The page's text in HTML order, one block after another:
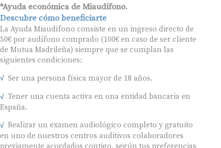
*Ayuda económica de Miaudífono.
Descubre cómo beneficiarte
La Ayuda Miaudífono consiste en un ingreso directo de
50€ por audífono comprado (100€ en caso de ser cliente
de Mutua Madrileña) siempre que se cumplan las
siguientes condiciones:
Ser una persona física mayor de 18 años.
Tener una cuenta activa en una entidad bancaria en
España.
Realizar un examen audiológico completo y gratuito
en uno de nuestros centros auditivos colaboradores
previamente acordados contigo, según tus preferencias